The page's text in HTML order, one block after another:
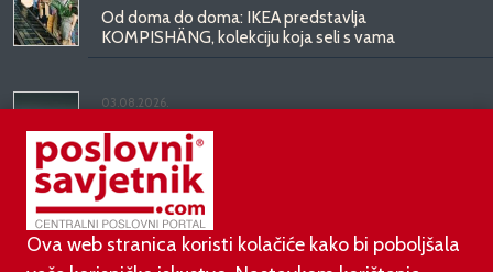
Od doma do doma: IKEA predstavlja
KOMPISHÄNG, kolekciju koja seli s vama
03.08.2026.
Kineski BYD predstavio luksuznu limuzinu veću od
Mercedesove S-klase, obećava domet do 1.000
kilometara
Ova web stranica koristi kolačiće kako bi poboljšala